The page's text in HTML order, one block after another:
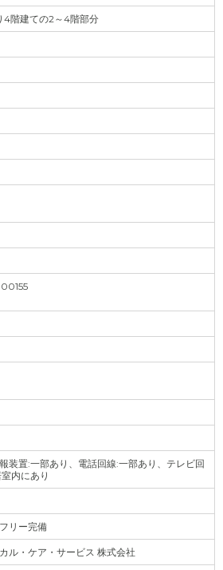
4階建ての2～4階部分
装置:一部あり、電話回線:一部あり、テレビ回
内にあり
リー完備
ル・ケア・サービス 株式会社